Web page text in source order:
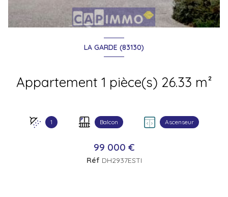
LA GARDE (83130)
Appartement 1 pièce(s) 26.33 m²
1 Balcon Ascenseur
99 000 €
Réf DH2937ESTI